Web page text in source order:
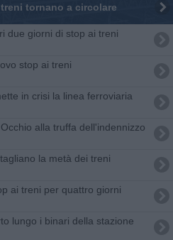
tornano a circolare
due giorni di stop ai treni
stop ai treni
in crisi la linea ferroviaria
alla truffa dell'indennizzo
la metà dei treni
ai treni per quattro giorni
lungo i binari della stazione